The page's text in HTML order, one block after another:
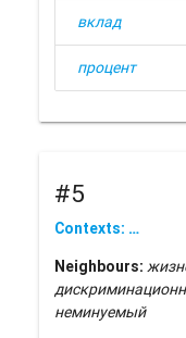
вклад
процент
#5
Contexts: …
Neighbours:
неминуемый